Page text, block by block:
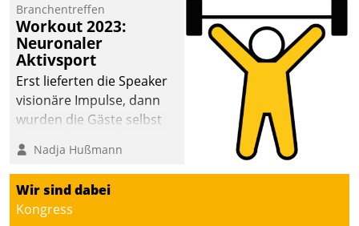
Mammutprojekte
meistern und Workloads
wuppen – bei zunehmend
anspruchsvollen
Aufgaben und
abnehmendem
Branchentreffen
Workout 2023:
Neuronaler
Aktivsport
Erst lieferten die Speaker
visionäre Impulse, dann
wurden die Gäste selbst
methodisch
Vernetzungsideen fürs
Quartier. Dazwischen
zeigte Datatrain, was es
Nadja Hußmann
Wir sind dabei
Kongress